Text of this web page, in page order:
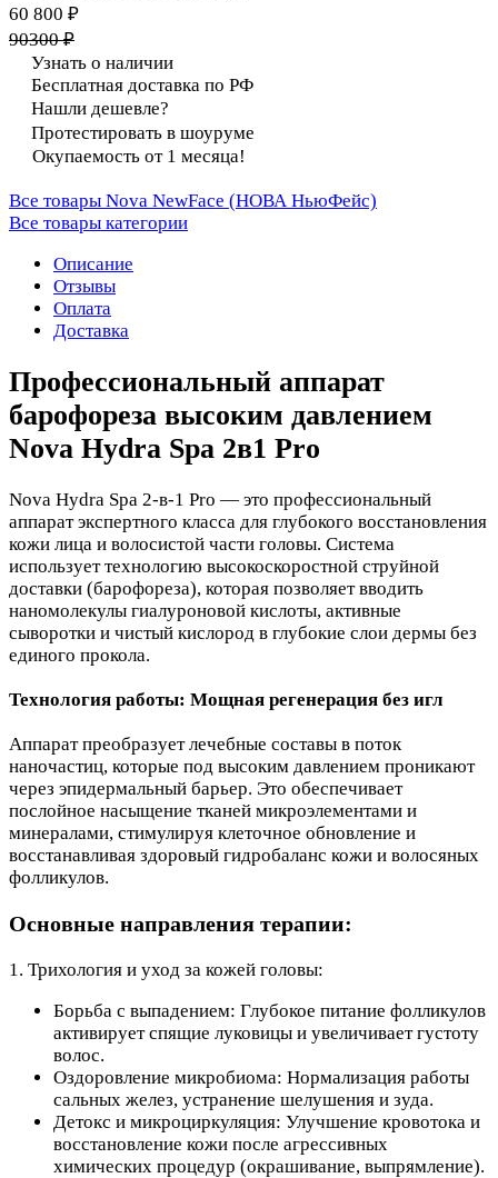
60 800 ₽
90300 ₽
Узнать о наличии
Бесплатная доставка по РФ
Нашли дешевле?
Протестировать в шоуруме
Окупаемость от 1 месяца!
Все товары Nova NewFace (НОВА НьюФейс)
Все товары категории
Описание
Отзывы
Оплата
Доставка
Профессиональный аппарат
барофореза высоким давлением
Nova Hydra Spa 2в1 Pro
Nova Hydra Spa 2-в-1 Pro — это профессиональный
аппарат экспертного класса для глубокого восстановления
кожи лица и волосистой части головы. Система
использует технологию высокоскоростной струйной
доставки (барофореза), которая позволяет вводить
наномолекулы гиалуроновой кислоты, активные
сыворотки и чистый кислород в глубокие слои дермы без
единого прокола.
Технология работы: Мощная регенерация без игл
Аппарат преобразует лечебные составы в поток
наночастиц, которые под высоким давлением проникают
через эпидермальный барьер. Это обеспечивает
послойное насыщение тканей микроэлементами и
минералами, стимулируя клеточное обновление и
восстанавливая здоровый гидробаланс кожи и волосяных
фолликулов.
Основные направления терапии:
1. Трихология и уход за кожей головы:
Борьба с выпадением: Глубокое питание фолликулов
активирует спящие луковицы и увеличивает густоту
волос.
Оздоровление микробиома: Нормализация работы
сальных желез, устранение шелушения и зуда.
Детокс и микроциркуляция: Улучшение кровотока и
восстановление кожи после агрессивных
химических процедур (окрашивание, выпрямление).